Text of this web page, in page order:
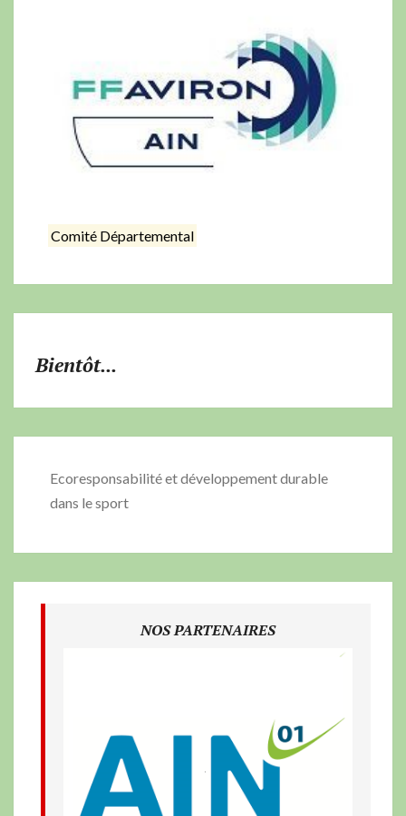
Comité Départemental
Bientôt...
Ecoresponsabilité et développement durable
dans le sport
NOS PARTENAIRES